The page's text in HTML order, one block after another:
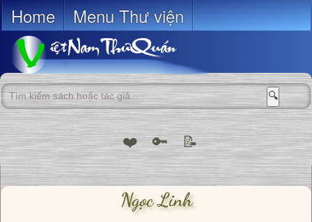
Home Menu Thư viện
🔍
❤️ 🔑 📝
Ngọc Linh